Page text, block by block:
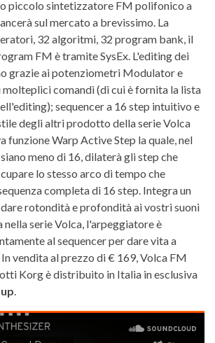
piccolo sintetizzatore FM polifonico a
sul mercato a brevissimo. La
32 algoritmi, 32 program bank, il
FM è tramite SysEx. L'editing dei
grazie ai potenziometri Modulator e
comandi (di cui è fornita la lista
sequencer a 16 step intuitivo e
degli altri prodotto della serie Volca
funzione Warp Active Step la quale, nel
meno di 16, dilaterà gli step che
lo stesso arco di tempo che
completa di 16 step. Integra un
rotondità e profondità ai vostri suoni
nella serie Volca, l'arpeggiatore è
al sequencer per dare vita a
vendita al prezzo di € 169, Volca FM
Korg è distribuito in Italia in esclusiva